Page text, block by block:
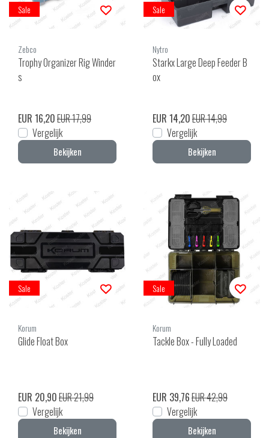
Sale
Zebco
Trophy Organizer Rig Winder
s
EUR 16,20EUR 17,99
Vergelijk
Bekijken
Sale
Nytro
Starkx Large Deep Feeder B
ox
EUR 14,20EUR 14,99
Vergelijk
Bekijken
Sale
Korum
Glide Float Box
EUR 20,90EUR 21,99
Vergelijk
Bekijken
Sale
Korum
Tackle Box - Fully Loaded
EUR 39,76EUR 42,99
Vergelijk
Bekijken